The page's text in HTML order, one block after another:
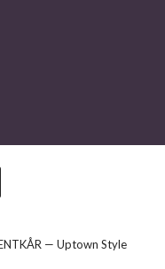
— Uptown Style